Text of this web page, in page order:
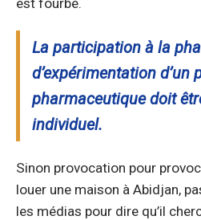
La participation à la
d’expérimentation d’un
pharmaceutique doit
individuel.
Sinon provocation pour
louer une maison à Abidjan,
les médias pour dire qu’il